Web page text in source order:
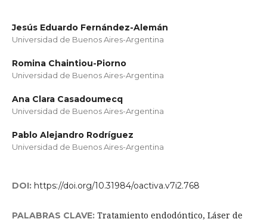
Jesús Eduardo Fernández-Alemán
Universidad de Buenos Aires-Argentina
Romina Chaintiou-Piorno
Universidad de Buenos Aires-Argentina
Ana Clara Casadoumecq
Universidad de Buenos Aires-Argentina
Pablo Alejandro Rodríguez
Universidad de Buenos Aires-Argentina
DOI: https://doi.org/10.31984/oactiva.v7i2.768
PALABRAS CLAVE: Tratamiento endodóntico, Láser de